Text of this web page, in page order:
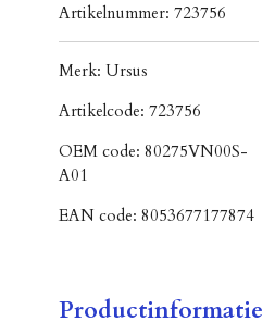
Artikelnummer: 723756
Merk: Ursus
Artikelcode: 723756
OEM code: 80275VN00S-
A01
EAN code: 8053677177874
Productinformatie